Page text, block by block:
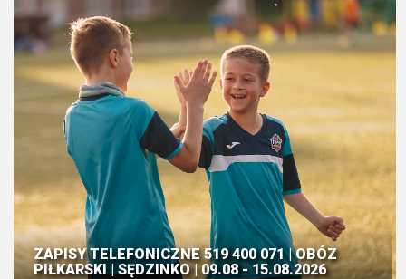
ZAPISY TELEFONICZNE 519 400 071 | OBÓZ
PIŁKARSKI | SĘDZINKO | 09.08 - 15.08.2026